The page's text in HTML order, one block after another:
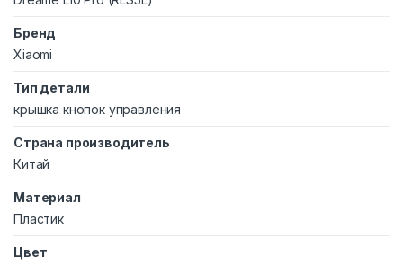
Бренд
Xiaomi
Тип детали
крышка кнопок управления
Страна производитель
Китай
Материал
Пластик
Цвет